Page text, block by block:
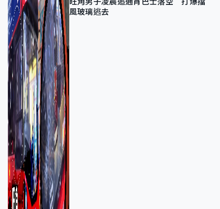
風玻璃逃去